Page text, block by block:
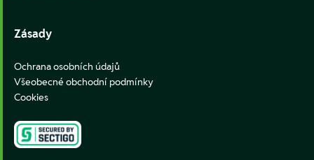
Zásady
Ochrana osobních údajů
Všeobecné obchodní podmínky
Cookies